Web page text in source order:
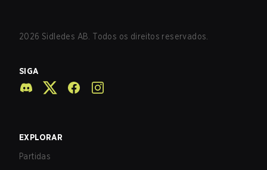
2026 Sidledes AB. Todos os direitos reservados.
SIGA
EXPLORAR
Partidas